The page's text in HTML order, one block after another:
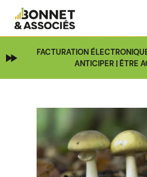
FACTURATION
ANTICIPER | ÊTRE